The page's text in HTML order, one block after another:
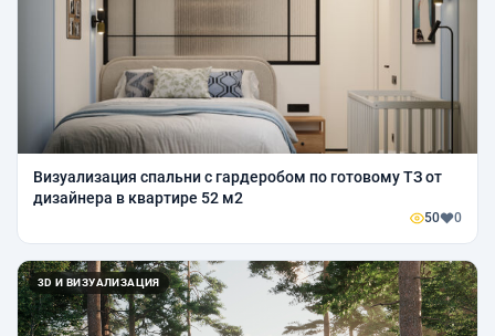
Визуализация спальни с гардеробом по готовому ТЗ от
дизайнера в квартире 52 м2
50 0
3D И ВИЗУАЛИЗАЦИЯ